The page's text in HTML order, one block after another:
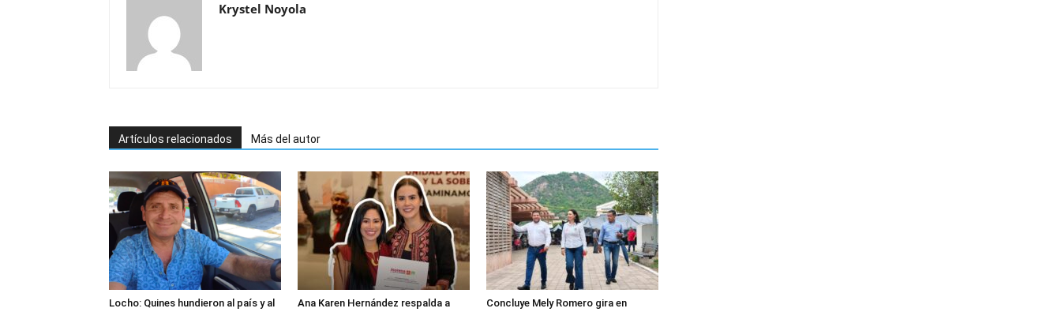
Krystel Noyola
Artículos relacionados Más del autor
Locho: Quines hundieron al país y al
Ana Karen Hernández respalda a
Concluye Mely Romero gira en